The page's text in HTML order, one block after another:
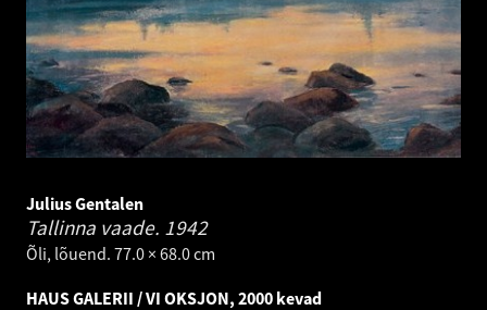
Julius Gentalen
Tallinna vaade. 1942
Õli, lõuend. 77.0 × 68.0 cm
HAUS GALERII / VI OKSJON, 2000 kevad